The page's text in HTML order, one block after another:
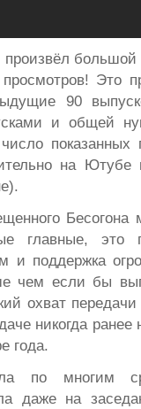
Это
90
и общей
число
на Ютубе
Бесогона
главные, это
и поддержка
чем если бы
охват
никогда
года.
по многим
даже на